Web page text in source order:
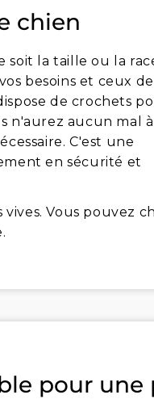
chien
soit la taille ou la
besoins et ceux de
de crochets
n'aurez aucun mal à
C'est une
en sécurité et
Vous pouvez
pour une